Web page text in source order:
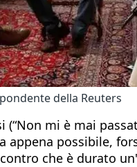
della Reuters
mi è mai
appena possibile,
che è durato